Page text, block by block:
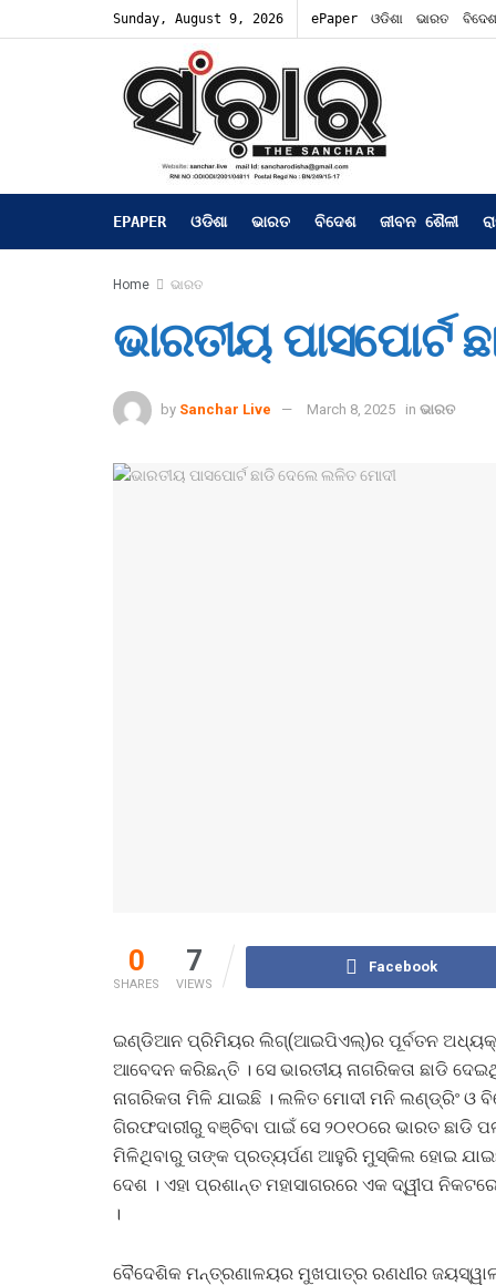
Sunday, August 9, 2026 ePaper ଓଡିଶା ଭାରତ ବିଦେଶ
EPAPER ଓଡିଶା ଭାରତ ବିଦେଶ ଜୀବନ ଶୈଳୀ
Home ଭାରତ
ଭାରତୀୟ ପାସପୋର୍ଟ
by Sanchar Live March 8, 2025 in ଭାରତ
0
SHARES
7
VIEWS
Facebook
ଇଣ୍ଡିଆନ ପ୍ରିମିୟର ଲିଗ୍‌(ଆଇପିଏଲ୍‌)ର ପୂର୍ବତନ ଅଧ୍ୟକ୍ଷ
ଆବେଦନ କରିଛନ୍ତି । ସେ ଭାରତୀୟ ନାଗରିକତା ଛାଡି
ନାଗରିକତା ମିଳି ଯାଇଛି । ଲଳିତ ମୋଦୀ ମନି ଲଣ୍ଡ୍ରିଂ
ଗିରଫଦାରୀରୁ ବଞ୍ଚିବା ପାଇଁ ସେ ୨୦୧୦ରେ ଭାରତ ଛାଡି
ମିଳିଥିବାରୁ ତାଙ୍କ ପ୍ରତ୍ୟର୍ପଣ ଆହୁରି ମୁସ୍କିଲ ହୋଇ
ଦେଶ । ଏହା ପ୍ରଶାନ୍ତ ମହାସାଗରରେ ଏକ ଦ୍ୱୀପ
।
ବୈଦେଶିକ ମନ୍ତ୍ରଣାଳୟର ମୁଖପାତ୍ର ରଣଧୀର